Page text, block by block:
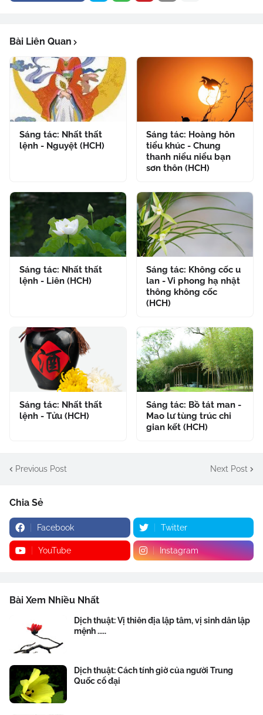
Bài Liên Quan
Sáng tác: Nhất thất
lệnh - Nguyệt (HCH)
Sáng tác: Hoàng hôn
tiểu khúc - Chung
thanh niểu niểu bạn
sơn thôn (HCH)
Sáng tác: Nhất thất
lệnh - Liên (HCH)
Sáng tác: Không cốc u
lan - Vi phong hạ nhật
thông không cốc
(HCH)
Sáng tác: Nhất thất
lệnh - Tửu (HCH)
Sáng tác: Bồ tát man -
Mao lư tùng trúc chi
gian kết (HCH)
Previous Post Next Post
Chia Sẻ
Facebook Twitter
YouTube Instagram
Bài Xem Nhiều Nhất
Dịch thuật: Vị thiên địa lập tâm, vị sinh dân lập
mệnh .....
Dịch thuật: Cách tính giờ của người Trung
Quốc cổ đại